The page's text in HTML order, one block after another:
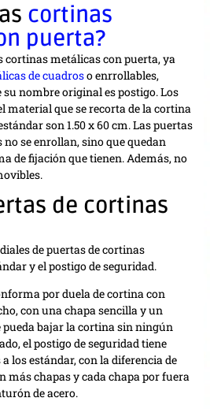
cortinas
puerta?
cortinas metálicas con puerta, ya
de cuadroso enrrollables,
nombre original es postigo. Los
material que se recorta de la cortina
son 1.50 x 60 cm. Las puertas
se enrollan, sino que quedan
de fijación que tienen. Además, no
de cortinas
de puertas de cortinas
y el postigo de seguridad.
por duela de cortina con
con una chapa sencilla y un
pueda bajar la cortina sin ningún
el postigo de seguridad tiene
los estándar, con la diferencia de
más chapas y cada chapa por fuera
de acero.